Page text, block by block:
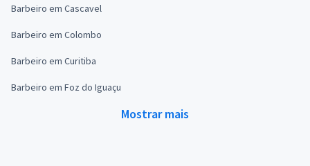
Barbeiro em Cascavel
Barbeiro em Colombo
Barbeiro em Curitiba
Barbeiro em Foz do Iguaçu
Mostrar mais